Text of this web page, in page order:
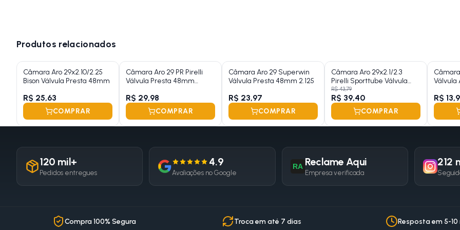
Produtos relacionados
Câmara Aro 29x2.10/2.25
Bison Válvula Presta 48mm
R$ 25,63
COMPRAR
Câmara Aro 29 PR Pirelli
Válvula Presta 48mm
R$ 29,98
COMPRAR
Câmara Aro 29 Superwin
Válvula Presta 48mm 2.125
R$ 23,97
COMPRAR
Câmara Aro 29x2.1/2.3
Pirelli Sporttube Válvula
Presta 48mm
R$ 43,79
R$ 39,40
COMPRAR
Válvula
R$
120 mil+
Pedidos entregues
4.9
Avaliações no Google
RA Reclame Aqui
Empresa verificada
212
Compra 100% Segura Troca em até 7 dias Resposta em 5-10